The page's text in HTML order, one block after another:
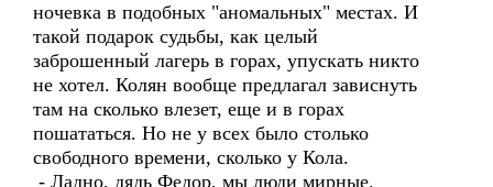
ночевка в подобных "аномальных" местах. И
такой подарок судьбы, как целый
заброшенный лагерь в горах, упускать никто
не хотел. Колян вообще предлагал зависнуть
там на сколько влезет, еще и в горах
пошататься. Но не у всех было столько
свободного времени, сколько у Кола.
- Ладно, дядь Федор, мы люди мирные.